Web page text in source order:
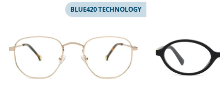
BLUE420 TECHNOLOGY